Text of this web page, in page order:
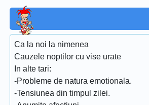
Ca la noi la nimenea
Cauzele noptilor cu vise urate
In alte tari:
-Probleme de natura emotionala.
-Tensiunea din timpul zilei.